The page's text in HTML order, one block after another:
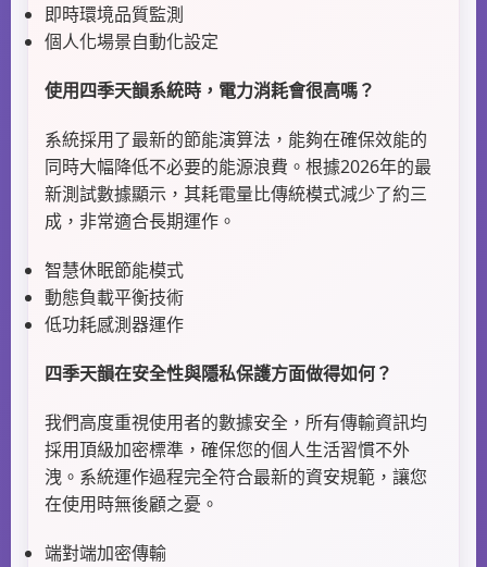
即時環境品質監測
個人化場景自動化設定
使用四季天韻系統時，電力消耗會很高嗎？
系統採用了最新的節能演算法，能夠在確保效能的
同時大幅降低不必要的能源浪費。根據2026年的最
新測試數據顯示，其耗電量比傳統模式減少了約三
成，非常適合長期運作。
智慧休眠節能模式
動態負載平衡技術
低功耗感測器運作
四季天韻在安全性與隱私保護方面做得如何？
我們高度重視使用者的數據安全，所有傳輸資訊均
採用頂級加密標準，確保您的個人生活習慣不外
洩。系統運作過程完全符合最新的資安規範，讓您
在使用時無後顧之憂。
端對端加密傳輸